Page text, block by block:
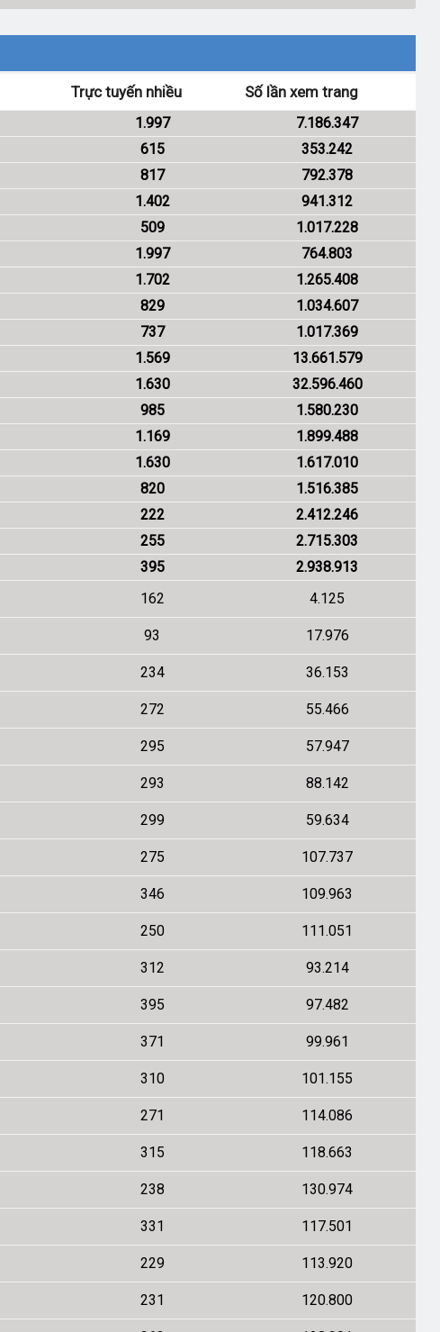
Trực tuyến nhiều Số lần xem trang
1.997
7.186.347
615
353.242
817
792.378
1.402
941.312
509
1.017.228
1.997
764.803
1.702
1.265.408
829
1.034.607
737
1.017.369
1.569
13.661.579
1.630
32.596.460
985
1.580.230
1.169
1.899.488
1.630
1.617.010
820
1.516.385
222
2.412.246
255
2.715.303
395
2.938.913
162 4.125
93 17.976
234 36.153
272 55.466
295 57.947
293 88.142
299 59.634
275 107.737
346 109.963
250 111.051
312 93.214
395 97.482
371 99.961
310 101.155
271 114.086
315 118.663
238 130.974
331 117.501
229 113.920
231 120.800